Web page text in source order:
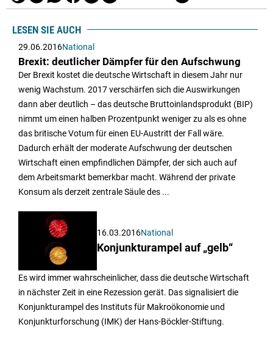
LESEN SIE AUCH
29.06.2016National
Brexit: deutlicher Dämpfer für den Aufschwung
Der Brexit kostet die deutsche Wirtschaft in diesem Jahr nur
wenig Wachstum. 2017 verschärfen sich die Auswirkungen
dann aber deutlich – das deutsche Bruttoinlandsprodukt (BIP)
nimmt um einen halben Prozentpunkt weniger zu als es ohne
das britische Votum für einen EU-Austritt der Fall wäre.
Dadurch erhält der moderate Aufschwung der deutschen
Wirtschaft einen empfindlichen Dämpfer, der sich auch auf
dem Arbeitsmarkt bemerkbar macht. Während der private
Konsum als derzeit zentrale Säule des ...
16.03.2016National
Konjunkturampel auf „gelb“
Es wird immer wahrscheinlicher, dass die deutsche Wirtschaft
in nächster Zeit in eine Rezession gerät. Das signalisiert die
Konjunkturampel des Instituts für Makroökonomie und
Konjunkturforschung (IMK) der Hans-Böckler-Stiftung.